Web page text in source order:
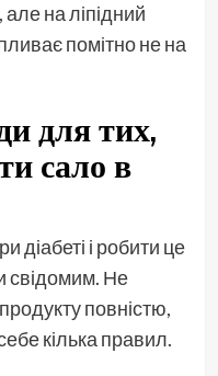
на ліпідний
помітно не на
для тих,
сало в
діабеті і робити це
свідомим. Не
повністю,
кілька правил.